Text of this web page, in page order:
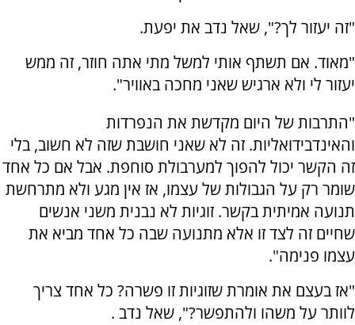
"זה יעזור לך?", שאל נדב את יפעת.
"מאוד. אם תשתף אותי למשל מתי אתה חוזר, זה ממש
יעזור לי ולא ארגיש שאני מחכה באוויר".
"התרבות של היום מקדשת את הנפרדות
והאינדבידואליות. זה לא שאני חושבת שזה לא חשוב, בלי
זה הקשר יכול להפוך למערבולת סוחפת. אבל אם כל אחד
שומר רק על הגבולות של עצמו, אז אין מגע ולא מתרחשת
תנועה אמיתית בקשר. זוגיות לא נבנית משני אנשים
שחיים זה לצד זו אלא מתנועה שבה כל אחד מביא את
עצמו פנימה".
"אז בעצם את אומרת שזוגיות זו פשרה? כל אחד צריך
לוותר על משהו ולהתפשר?", שאל נדב .